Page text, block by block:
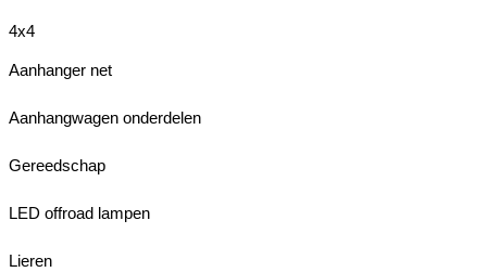
4x4
Aanhanger net
Aanhangwagen onderdelen
Gereedschap
LED offroad lampen
Lieren